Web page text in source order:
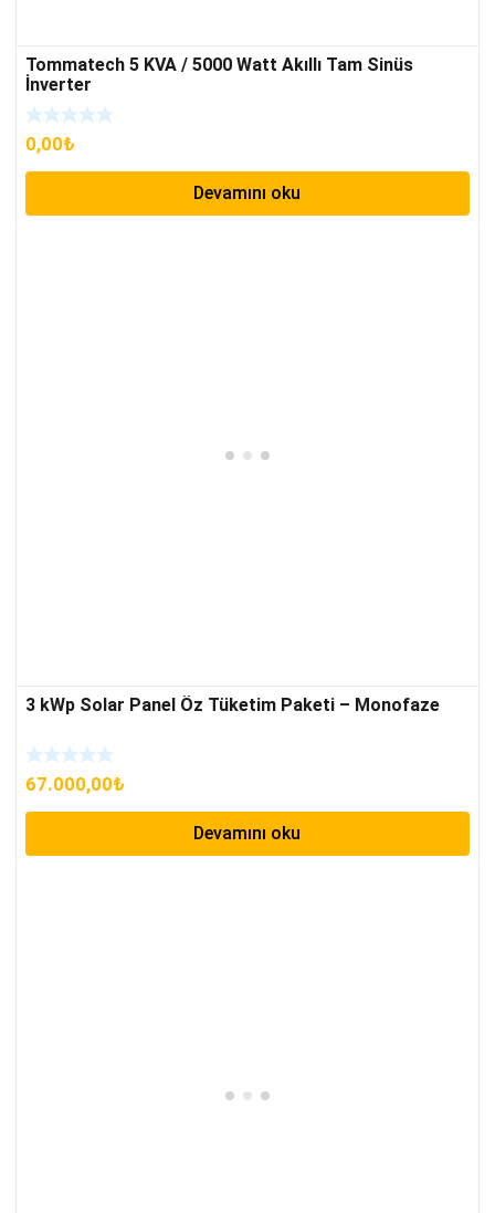
Tommatech 5 KVA / 5000 Watt Akıllı Tam Sinüs
İnverter
0,00₺
Devamını oku
3 kWp Solar Panel Öz Tüketim Paketi – Monofaze
67.000,00₺
Devamını oku